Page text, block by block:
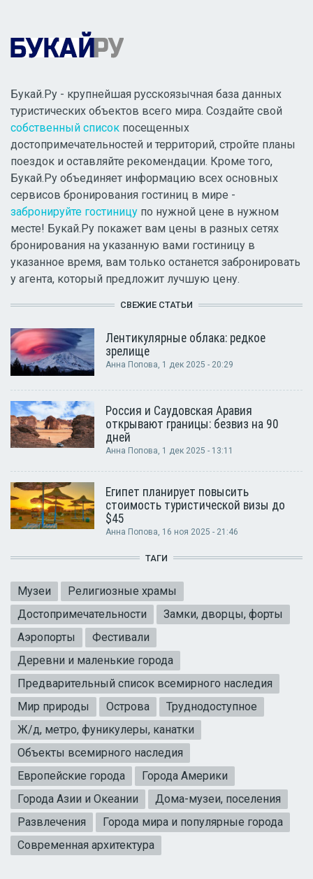
Букай.Ру - крупнейшая русскоязычная база данных
туристических объектов всего мира. Создайте свой
собственный список посещенных
достопримечательностей и территорий, стройте планы
поездок и оставляйте рекомендации. Кроме того,
Букай.Ру объединяет информацию всех основных
сервисов бронирования гостиниц в мире -
забронируйте гостиницу по нужной цене в нужном
месте! Букай.Ру покажет вам цены в разных сетях
бронирования на указанную вами гостиницу в
указанное время, вам только останется забронировать
у агента, который предложит лучшую цену.
СВЕЖИЕ СТАТЬИ
Лентикулярные облака: редкое
зрелище
Анна Попова, 1 дек 2025 - 20:29
Россия и Саудовская Аравия
открывают границы: безвиз на 90
дней
Анна Попова, 1 дек 2025 - 13:11
Египет планирует повысить
стоимость туристической визы до
$45
Анна Попова, 16 ноя 2025 - 21:46
ТАГИ
Музеи
Религиозные храмы
Достопримечательности
Замки, дворцы, форты
Аэропорты
Фестивали
Деревни и маленькие города
Предварительный список всемирного наследия
Мир природы
Острова
Труднодоступное
Ж/д, метро, фуникулеры, канатки
Объекты всемирного наследия
Европейские города
Города Америки
Города Азии и Океании
Дома-музеи, поселения
Развлечения
Города мира и популярные города
Современная архитектура